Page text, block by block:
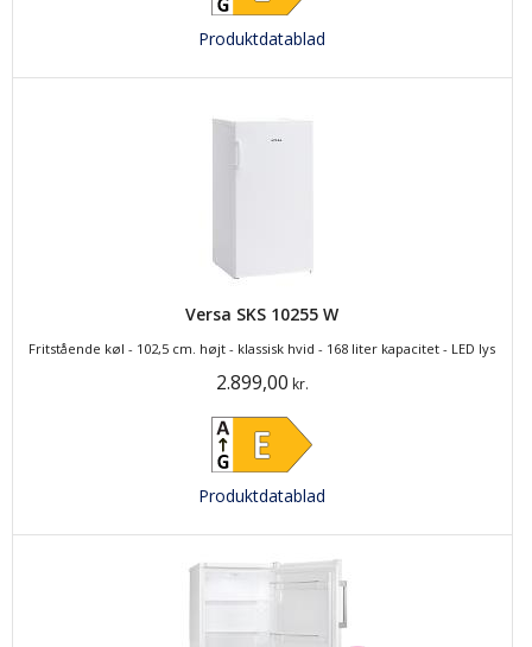
Produktdatablad
Versa SKS 10255 W
Fritstående køl - 102,5 cm. højt - klassisk hvid - 168 liter kapacitet - LED lys
2.899,00 kr.
Produktdatablad